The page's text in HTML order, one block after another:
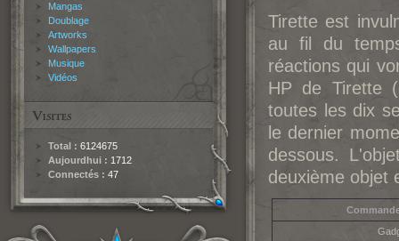
Mangas
Doublage
Artworks
Wallpapers
Musique
Vidéos
Total : 6124675
Aujourdhui : 1712
Connectés : 47
Tirette est
au fil du
réactions qui
HP de Tirette
toutes les dix
le dernier
dessous.
deuxième objet